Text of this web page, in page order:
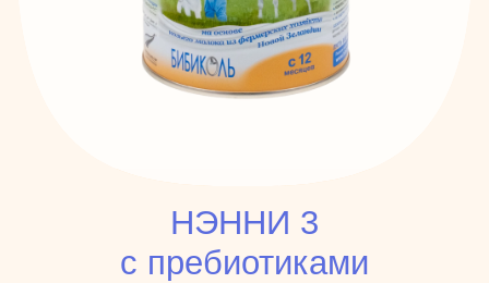
НЭННИ 3
с пребиотиками